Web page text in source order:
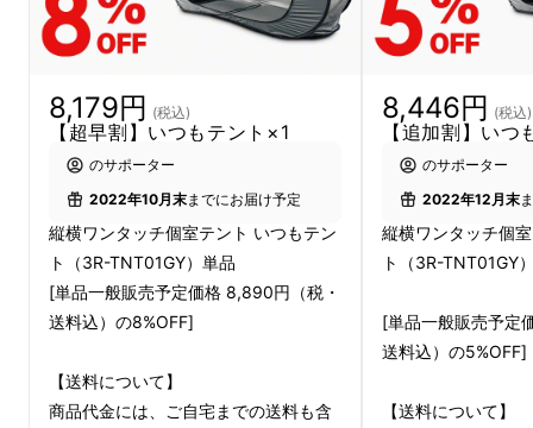
中できないことも・・・。
8,179円 (税込)
【超早割】いつもテント×1
のサポーター
2022年10月末までにお届け予定
縦横ワンタッチ個室テント いつもテン
ト（3R-TNT01GY）単品
[単品一般販売予定価格 8,890円（税・
送料込）の8%OFF]
【送料について】
商品代金には、ご自宅までの送料も含
8,446円 (税込)
【追加割】いつ
のサポーター
2022年12月末
縦横ワンタッチ個
ト（3R-TNT01GY
[単品一般販売予定
送料込）の5%OFF]
【送料について】